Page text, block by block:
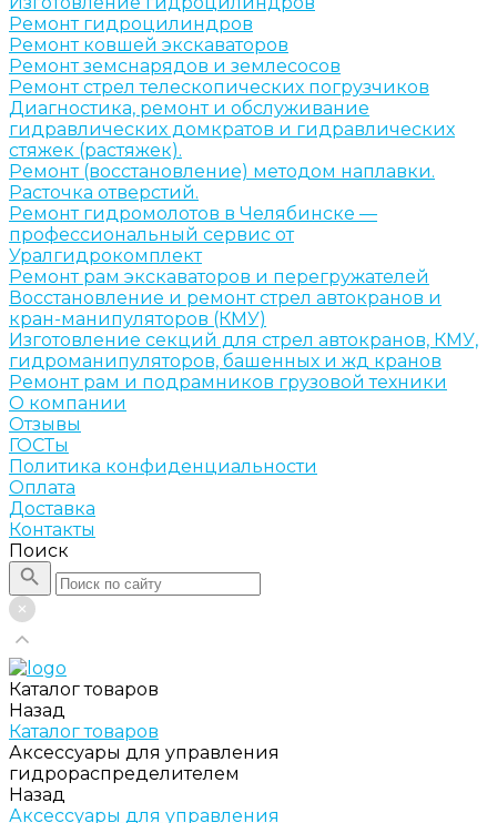
Ремонт гидроцилиндров
Ремонт ковшей экскаваторов
Ремонт земснарядов и землесосов
Ремонт стрел телескопических погрузчиков
Диагностика, ремонт и обслуживание
гидравлических домкратов и гидравлических
стяжек (растяжек).
Ремонт (восстановление) методом наплавки.
Расточка отверстий.
Ремонт гидромолотов в Челябинске —
профессиональный сервис от
Уралгидрокомплект
Ремонт рам экскаваторов и перегружателей
Восстановление и ремонт стрел автокранов и
кран-манипуляторов (КМУ)
Изготовление секций для стрел автокранов, КМУ,
гидроманипуляторов, башенных и жд кранов
Ремонт рам и подрамников грузовой техники
О компании
Отзывы
ГОСТы
Политика конфиденциальности
Оплата
Доставка
Контакты
Поиск
Каталог товаров
Назад
Каталог товаров
Аксессуары для управления
гидрораспределителем
Назад
Аксессуары для управления